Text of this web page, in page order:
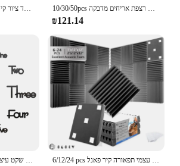
סרט קלאסי פוסטרים והדפסים צעירותוני בד ציור קיר אמנות תפאורה לבית סלון 10/30/50pcs מעובה דבק עצמי תפאורה קיר מדבקת שיש רצפת אריחים מדבקה pvc עמיד למים המטבח הבית
₪121.14
3D קיר שעון DIY גדול שעוני קיר מודרני סלון אקריליק מראה מדבקות עצמי דבק קוורץ שעון שקט עיצוב הבית 6/12/24 pcs אקוסטי טיפול אקוסטי פנימי קצף רעש ספיגת חומר מגן עצמי תפאורה קיר פאנל